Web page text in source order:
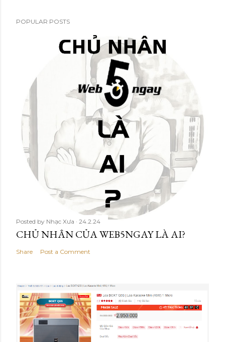
POPULAR POSTS
Posted by Nhạc Xưa 24.2.24
CHỦ NHÂN CỦA WEB5NGAY LÀ AI?
Share Post a Comment